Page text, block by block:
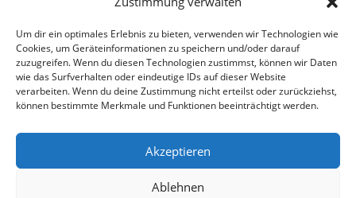
Um dir ein optimales Erlebnis zu bieten, verwenden wir Technologien wie
Cookies, um Geräteinformationen zu speichern und/oder darauf
zuzugreifen. Wenn du diesen Technologien zustimmst, können wir Daten
wie das Surfverhalten oder eindeutige IDs auf dieser Website
verarbeiten. Wenn du deine Zustimmung nicht erteilst oder zurückziehst,
können bestimmte Merkmale und Funktionen beeinträchtigt werden.
Akzeptieren
Ablehnen
zu leisten. Und Kranke werden nicht dadurch
gestärkt, dass man die Gesunden auch noch krank
macht“.